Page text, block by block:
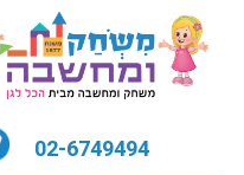
02-6749494